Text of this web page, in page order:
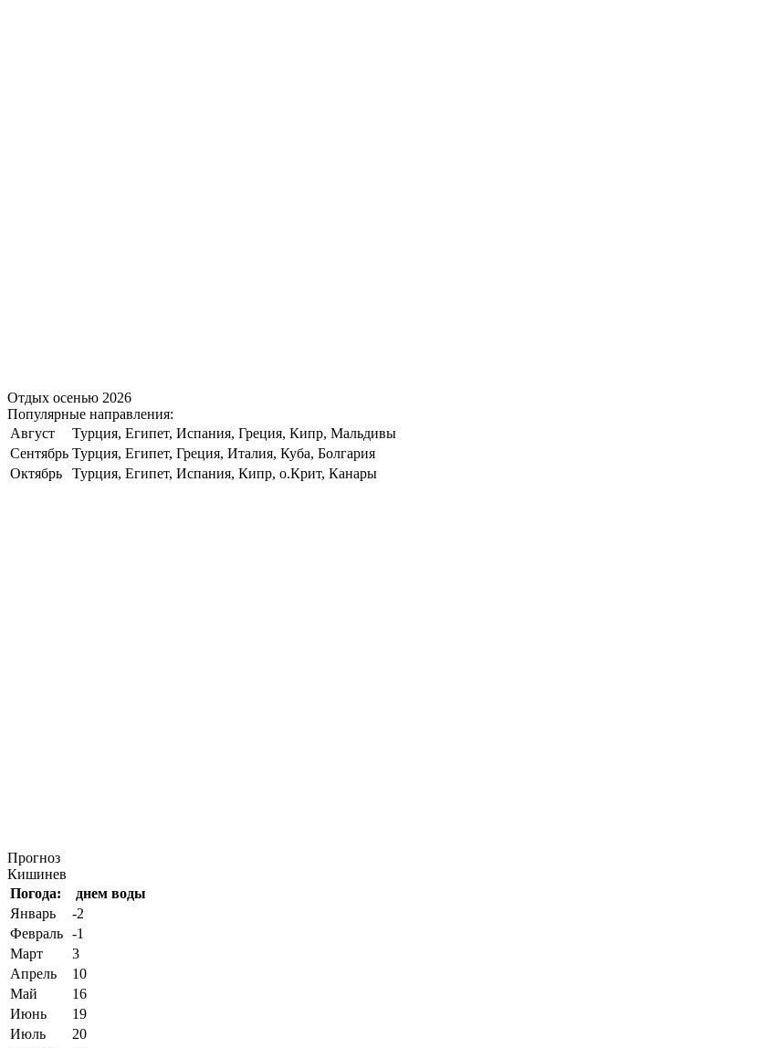
Отдых осенью 2026
Популярные направления:
Август
Турция, Египет, Испания, Греция, Кипр, Мальдивы
Сентябрь Турция, Египет, Греция, Италия, Куба, Болгария
Октябрь
Турция, Египет, Испания, Кипр, о.Крит, Канары
Прогноз
Кишинев
Погода:
днем воды
Январь
-2
Февраль -1
Март
3
Апрель
10
Май
16
Июнь
19
Июль
20